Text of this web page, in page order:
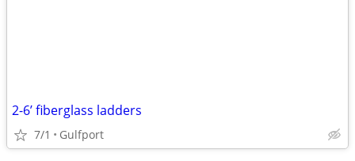
2-6’ fiberglass ladders
7/1 Gulfport